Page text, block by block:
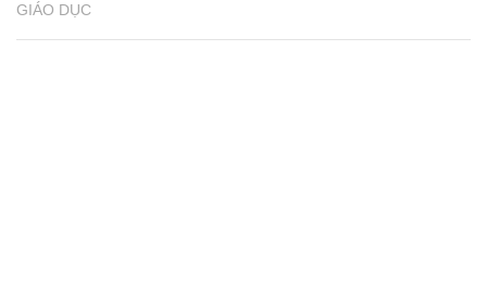
GIÁO DỤC